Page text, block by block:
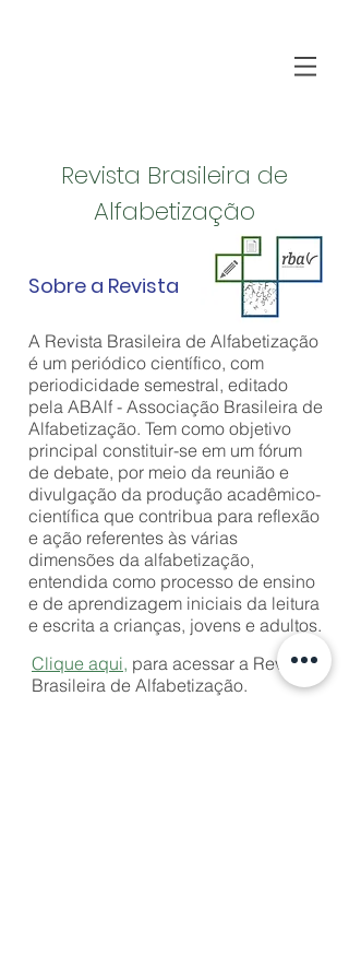
Revista Brasileira de
Alfabetização
Sobre a Revista
A Revista Brasileira de Alfabetização
é um periódico científico, com
periodicidade semestral, editado
pela ABAlf - Associação Brasileira de
Alfabetização. Tem como objetivo
principal constituir-se em um fórum
de debate, por meio da reunião e
divulgação da produção acadêmico-
científica que contribua para reflexão
e ação referentes às várias
dimensões da alfabetização,
entendida como processo de ensino
e de aprendizagem iniciais da leitura
e escrita a crianças, jovens e adultos.
Clique aqui, para acessar a Revista
Brasileira de Alfabetização.